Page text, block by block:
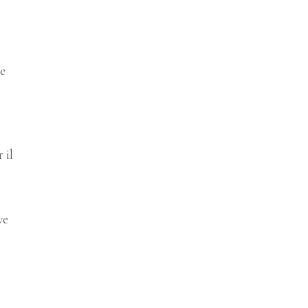
il